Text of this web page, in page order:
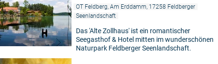
OT Feldberg, Am Erddamm, 17258 Feldberger
Seenlandschaft
Das 'Alte Zollhaus' ist ein romantischer
Seegasthof & Hotel mitten im wunderschönen
Naturpark Feldberger Seenlandschaft.